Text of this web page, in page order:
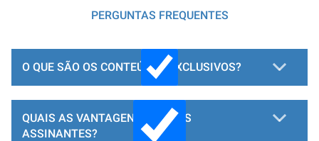
PERGUNTAS FREQUENTES
O QUE SÃO OS CONTEÚDOS EXCLUSIVOS?
QUAIS AS VANTAGENS PARA OS
ASSINANTES?